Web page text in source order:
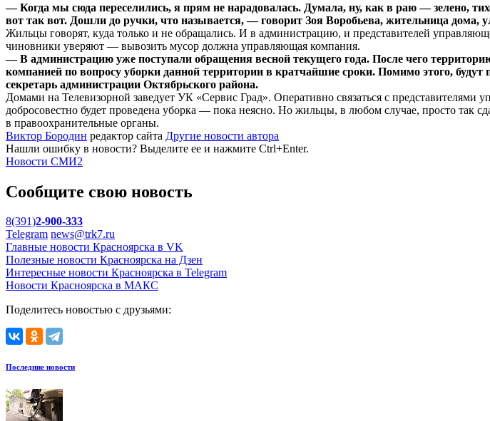
— Когда мы сюда переселились, я прям не нарадовалась. Думала, ну, как в раю — зелено,
вот так вот. Дошли до ручки, что называется, — говорит Зоя Воробьева, жительница дома,
Жильцы говорят, куда только и не обращались. И в администрацию, и представителей
чиновники уверяют — вывозить мусор должна управляющая компания.
— В администрацию уже поступали обращения весной текущего года. После чего
компанией по вопросу уборки данной территории в кратчайшие сроки. Помимо этого,
секретарь администрации Октябрьского района.
Домами на Телевизорной заведует УК «Сервис Град». Оперативно связаться с
добросовестно будет проведена уборка — пока неясно. Но жильцы, в любом случае, просто так
в правоохранительные органы.
Виктор Бородин редактор сайта Другие новости автора
Нашли ошибку в новости? Выделите ее и нажмите Ctrl+Enter.
Новости СМИ2
Сообщите свою новость
8(391)2-900-333
Telegram news@trk7.ru
Главные новости Красноярска в VK
Полезные новости Красноярска на Дзен
Интересные новости Красноярска в Telegram
Новости Красноярска в МАКС
Поделитесь новостью с друзьями:
Последние новости